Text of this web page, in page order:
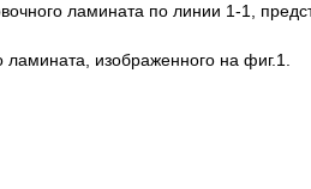
ламината по линии 1-1,
ламината, изображенного на фиг.1.